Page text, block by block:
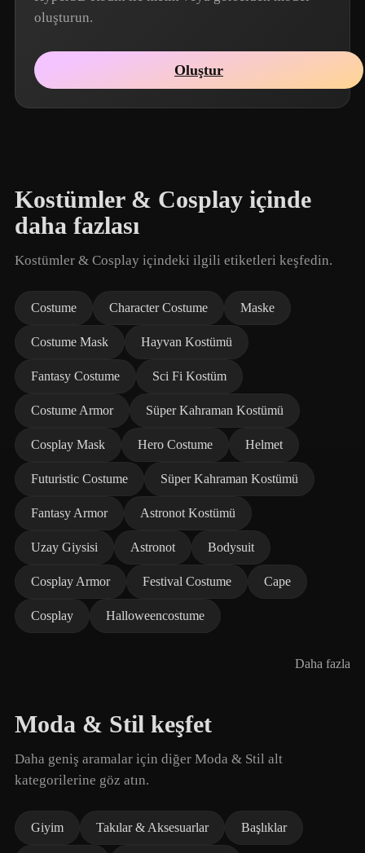
oluşturun.
Oluştur
Kostümler & Cosplay içinde
daha fazlası
Kostümler & Cosplay içindeki ilgili etiketleri keşfedin.
Costume Character Costume Maske
Costume Mask Hayvan Kostümü
Fantasy Costume Sci Fi Kostüm
Costume Armor Süper Kahraman Kostümü
Cosplay Mask Hero Costume Helmet
Futuristic Costume Süper Kahraman Kostümü
Fantasy Armor Astronot Kostümü
Uzay Giysisi Astronot Bodysuit
Cosplay Armor Festival Costume Cape
Cosplay Halloweencostume
Daha fazla
Moda & Stil keşfet
Daha geniş aramalar için diğer Moda & Stil alt
kategorilerine göz atın.
Giyim Takılar & Aksesuarlar Başlıklar